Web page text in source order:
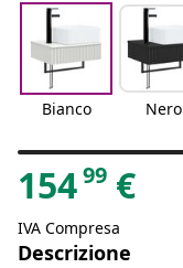
Bianco Nero
15499 €
IVA Compresa
Descrizione